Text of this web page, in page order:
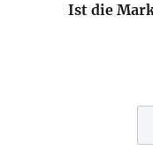
Ist die